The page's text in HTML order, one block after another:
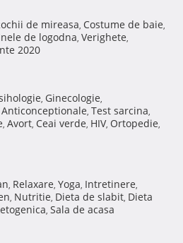
de mireasa, Costume de baie,
de logodna, Verighete,
2020
, Ginecologie,
Anticonceptionale, Test sarcina,
, Avort, Ceai verde, HIV, Ortopedie,
, Relaxare, Yoga, Intretinere,
, Nutritie, Dieta de slabit, Dieta
, Sala de acasa